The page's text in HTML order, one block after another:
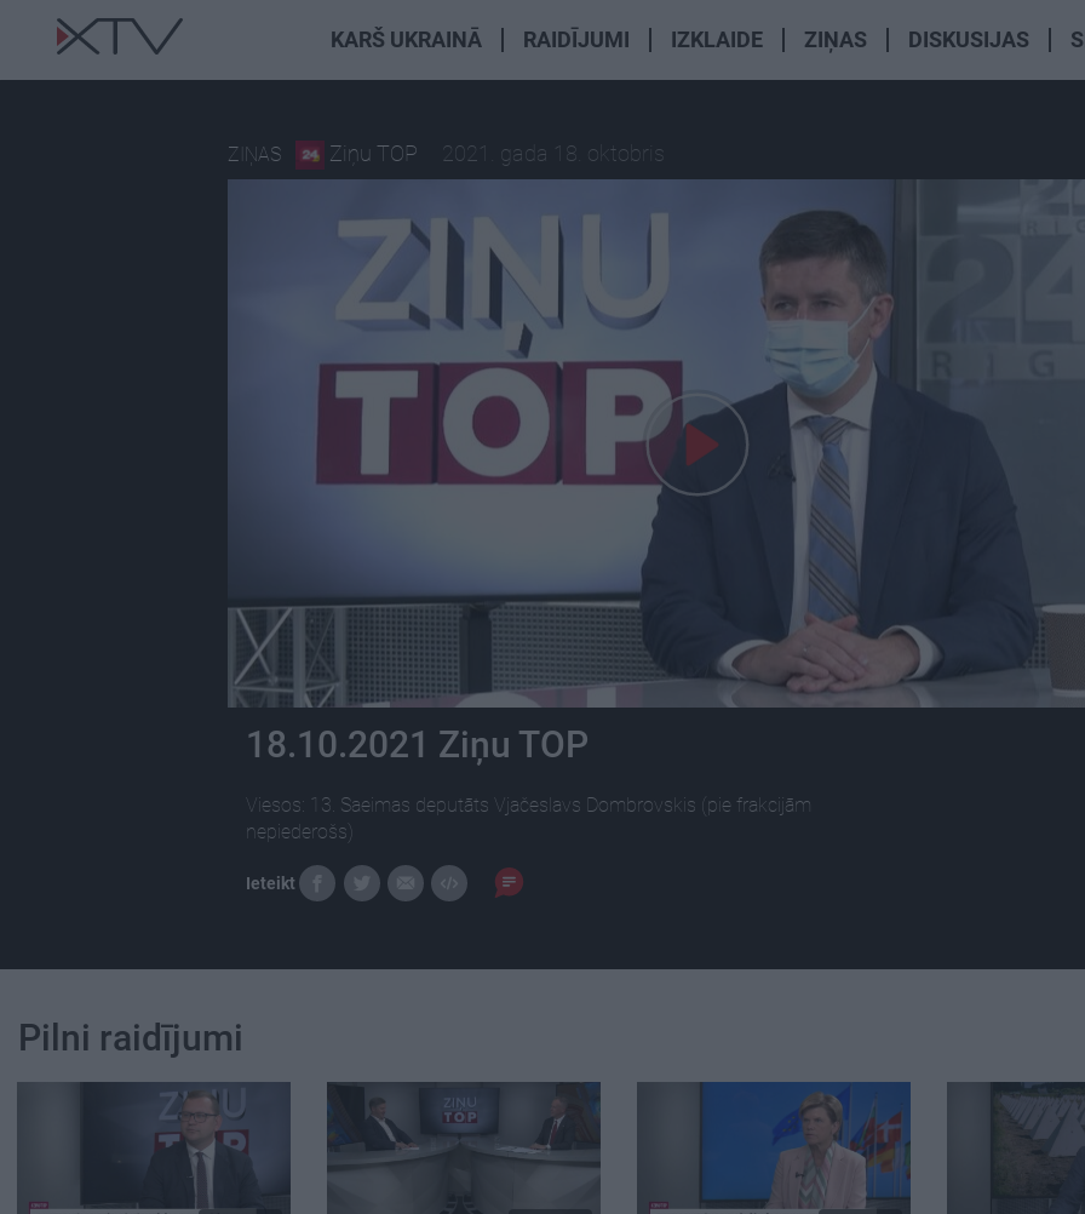
KARŠ UKRAINĀ RAIDĪJUMI IZKLAIDE ZIŅAS DISKUSIJAS
ZIŅAS Ziņu TOP 2021. gada 18. oktobris
18.10.2021 Ziņu TOP
Viesos: 13. Saeimas deputāts Vjačeslavs Dombrovskis (pie frakcijām
nepiederošs)
Ieteikt
Pilni raidījumi